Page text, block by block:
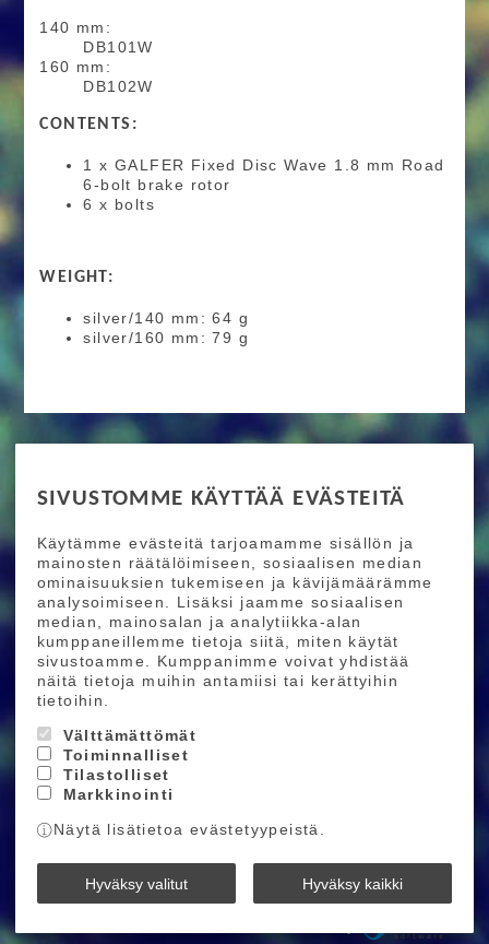
SIVUSTOMME KÄYTTÄÄ EVÄSTEITÄ
Käytämme evästeitä tarjoamamme sisällön ja
mainosten räätälöimiseen, sosiaalisen median
ominaisuuksien tukemiseen ja kävijämäärämme
analysoimiseen. Lisäksi jaamme sosiaalisen
median, mainosalan ja analytiikka-alan
kumppaneillemme tietoja siitä, miten käytät
sivustoamme. Kumppanimme voivat yhdistää
näitä tietoja muihin antamiisi tai kerättyihin
tietoihin.
Välttämättömät
Toiminnalliset
Tilastolliset
Markkinointi
Näytä lisätietoa evästetyypeistä.
Hyväksy valitut Hyväksy kaikki
140 mm:
DB101W
160 mm:
DB102W
CONTENTS:
1 x GALFER Fixed Disc Wave 1.8 mm Road
6-bolt brake rotor
6 x bolts
WEIGHT:
silver/140 mm: 64 g
silver/160 mm: 79 g
Ride More – Pyöräkauppa ja pyörähuolto
Helsingissä
TILAA UUTISKIRJEEMME
Tilaamalla uutiskirjeemme saat uusimmat edut
suoraan sähköpostiisi.
Hyväksyn henkilötietojen tallentamisen (
Ride More © 2026